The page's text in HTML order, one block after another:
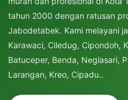
tahun 2000 dengan ratusan
Jabodetabek. Kami melayani
Karawaci, Ciledug, Cipondoh,
Batuceper, Benda, Neglasari,
Larangan, Kreo, Cipadu..